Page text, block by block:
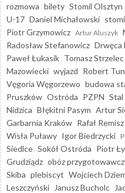
rozmowa bilety Stomil Olsztyn
U-17 Daniel Michałowski
Piotr Grzymowicz Artur Aluszyk
Radosław Stefanowicz Drwęca
Paweł Łukasik Tomasz Strzelec
Mazowiecki wyjazd Robert
Vęgoria Węgorzewo budowa
Pruszków Ostróda PZPN Stal
Nidzica Błękitni Pasym Artur
Garbarnia Kraków Rafał Remisz
Wisła Puławy Igor Biedrzycki
Siedlce Sokół Ostróda Piotr
Grudziądz obóz
Skiba plebiscyt Wojciech
Leszczyński
Janusz Bucholc